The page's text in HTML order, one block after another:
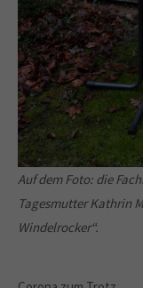
Auf dem Foto: die
Tagesmutter Kathrin
Windelrocker“.